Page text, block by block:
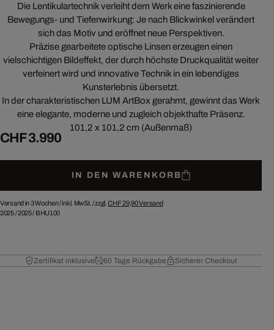
Die Lentikulartechnik verleiht dem Werk eine faszinierende
Bewegungs- und Tiefenwirkung: Je nach Blickwinkel verändert
sich das Motiv und eröffnet neue Perspektiven.
Präzise gearbeitete optische Linsen erzeugen einen
vielschichtigen Bildeffekt, der durch höchste Druckqualität weiter
verfeinert wird und innovative Technik in ein lebendiges
Kunsterlebnis übersetzt.
In der charakteristischen LUM ArtBox gerahmt, gewinnt das Werk
eine elegante, moderne und zugleich objekthafte Präsenz.
101,2 x 101,2 cm (Außenmaß)
CHF 3.990
IN DEN WARENKORB
Versand in 3 Wochen /inkl. MwSt. / zzgl.CHF 29,90Versand
2025/2025/ BHU100
Zertifikat inklusive 60 Tage Rückgabe Sicherer Checkout